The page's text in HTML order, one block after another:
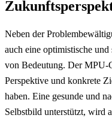
Neben der
auch eine optimistische
von Bedeutung. Der MPU-
Perspektive und konkrete
haben. Eine gesunde und
Selbstbild unterstützt, wird